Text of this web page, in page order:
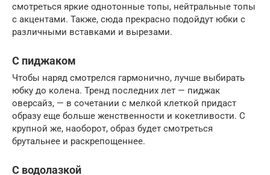
смотреться яркие однотонные топы, нейтральные топы
с акцентами. Также, сюда прекрасно подойдут юбки с
различными вставками и вырезами.
С пиджаком
Чтобы наряд смотрелся гармонично, лучше выбирать
юбку до колена. Тренд последних лет — пиджак
оверсайз, — в сочетании с мелкой клеткой придаст
образу еще больше женственности и кокетливости. С
крупной же, наоборот, образ будет смотреться
брутальнее и раскрепощеннее.
С водолазкой